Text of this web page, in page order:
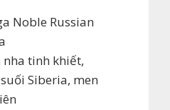
Noble Russian
nha tinh khiết,
Siberia, men